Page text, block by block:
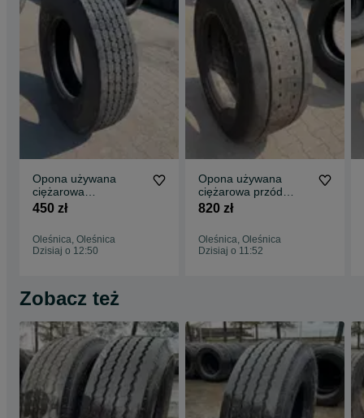
Opona używana
ciężarowa
295/80R22.5
450 zł
Oleśnica, Oleśnica
Dzisiaj o 12:50
Opona używana
ciężarowa przód
355/50R22.5
820 zł
Oleśnica, Oleśnica
Dzisiaj o 11:52
Zobacz też